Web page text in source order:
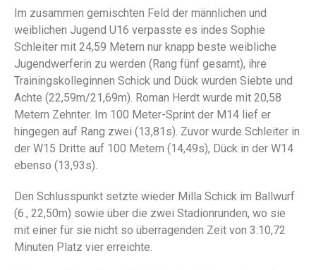
Im zusammen gemischten Feld der männlichen und
weiblichen Jugend U16 verpasste es indes Sophie
Schleiter mit 24,59 Metern nur knapp beste weibliche
Jugendwerferin zu werden (Rang fünf gesamt), ihre
Trainingskolleginnen Schick und Dück wurden Siebte und
Achte (22,59m/21,69m). Roman Herdt wurde mit 20,58
Metern Zehnter. Im 100 Meter-Sprint der M14 lief er
hingegen auf Rang zwei (13,81s). Zuvor wurde Schleiter in
der W15 Dritte auf 100 Metern (14,49s), Dück in der W14
ebenso (13,93s).
Den Schlusspunkt setzte wieder Milla Schick im Ballwurf
(6., 22,50m) sowie über die zwei Stadionrunden, wo sie
mit einer für sie nicht so überragenden Zeit von 3:10,72
Minuten Platz vier erreichte.